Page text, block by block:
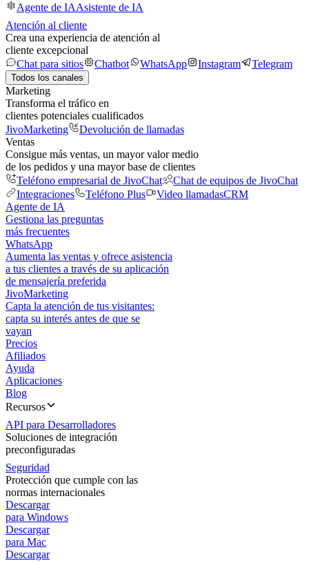
Agente de IAAsistente de IA
Atención al cliente
Crea una experiencia de atención al
cliente excepcional
Chat para sitios
Chatbot WhatsApp Instagram Telegram
Todos los canales
Marketing
Transforma el tráfico en
clientes potenciales cualificados
JivoMarketing
Devolución de llamadas
Ventas
Consigue más ventas, un mayor valor medio
de los pedidos y una mayor base de clientes
Teléfono empresarial de JivoChat
Chat de equipos de JivoChat
Integraciones
Teléfono Plus Video llamadasCRM
Agente de IA
Gestiona las preguntas
más frecuentes
WhatsApp
Aumenta las ventas y ofrece asistencia
a tus clientes a través de su aplicación
de mensajería preferida
JivoMarketing
Capta la atención de tus visitantes:
capta su interés antes de que se
vayan
Precios
Afiliados
Ayuda
Aplicaciones
Blog
Recursos
API para Desarrolladores
Soluciones de integración
preconfiguradas
Seguridad
Protección que cumple con las
normas internacionales
Descargar
para Windows
Descargar
para Mac
Descargar